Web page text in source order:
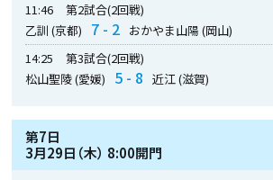
11:46
第2試合(2回戦)
乙訓 (京都)
7 - 2 おかやま山陽 (岡山)
14:25
第3試合(2回戦)
松山聖陵 (愛媛)
5 - 8 近江 (滋賀)
第7日
3月29日（木） 8:00開門